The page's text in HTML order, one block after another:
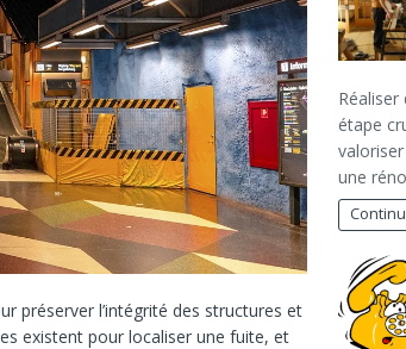
préserver l’intégrité des structures et
existent pour localiser une fuite, et
étape
une